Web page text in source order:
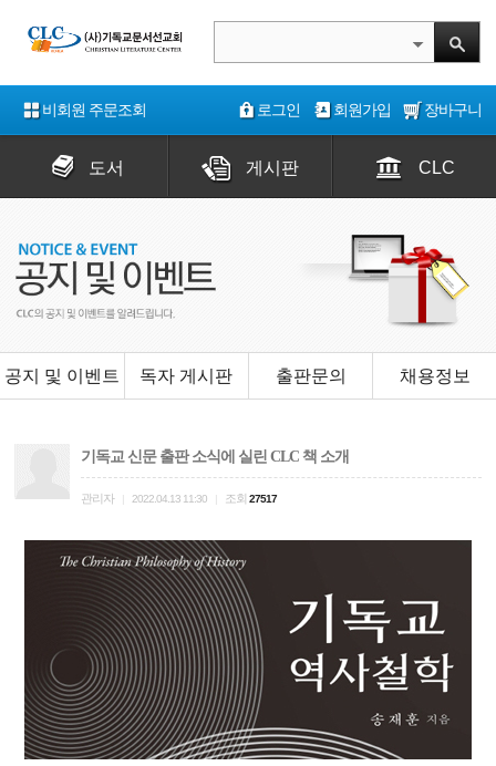
비회원 주문조회 로그인 회원가입 장바구니
도서 게시판 CLC
공지 및 이벤트 독자 게시판 출판문의 채용정보
기독교 신문 출판 소식에 실린 CLC 책 소개
관리자 2022.04.13 11:30 조회 27517